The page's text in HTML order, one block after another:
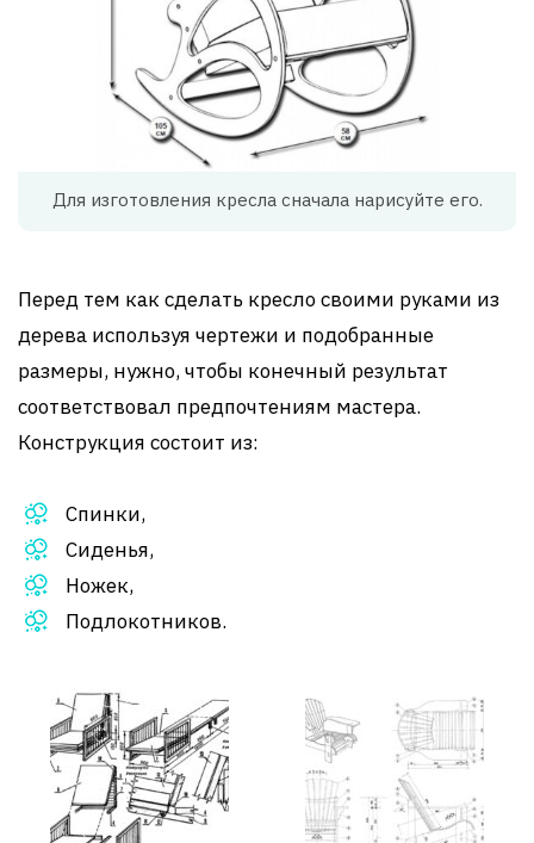
Для изготовления кресла сначала нарисуйте его.
Перед тем как сделать кресло своими руками из
дерева используя чертежи и подобранные
размеры, нужно, чтобы конечный результат
соответствовал предпочтениям мастера.
Конструкция состоит из:
Спинки,
Сиденья,
Ножек,
Подлокотников.